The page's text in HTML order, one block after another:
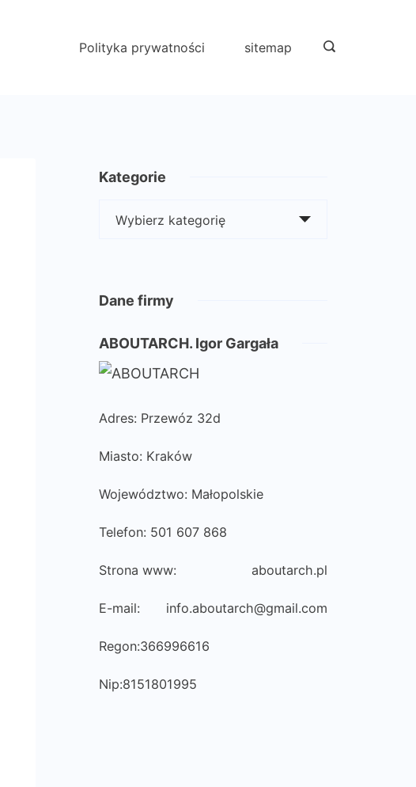
Polityka prywatności sitemap
Kategorie
Dane firmy
ABOUTARCH. Igor Gargała
Adres: Przewóz 32d
Miasto: Kraków
Województwo: Małopolskie
Telefon: 501 607 868
Strona www: aboutarch.pl
E-mail: info.aboutarch@gmail.com
Regon:366996616
Nip:8151801995